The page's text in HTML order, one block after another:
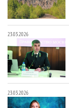
23.03.2026
23.03.2026